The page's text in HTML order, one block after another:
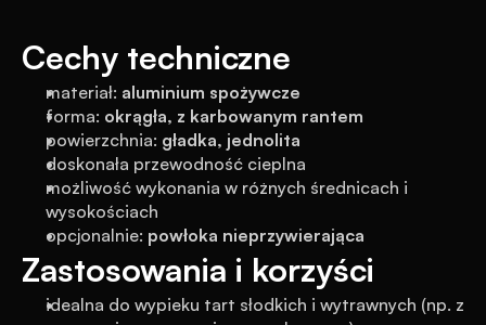
Cechy techniczne
materiał: aluminium spożywcze
forma: okrągła, z karbowanym rantem
powierzchnia: gładka, jednolita
doskonała przewodność cieplna
możliwość wykonania w różnych średnicach i
wysokościach
opcjonalnie: powłoka nieprzywierająca
Zastosowania i korzyści
idealna do wypieku tart słodkich i wytrawnych (np. z